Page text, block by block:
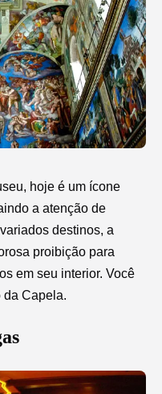
hoje é um ícone
a atenção de
destinos, a
proibição para
em seu interior. Você
da Capela.